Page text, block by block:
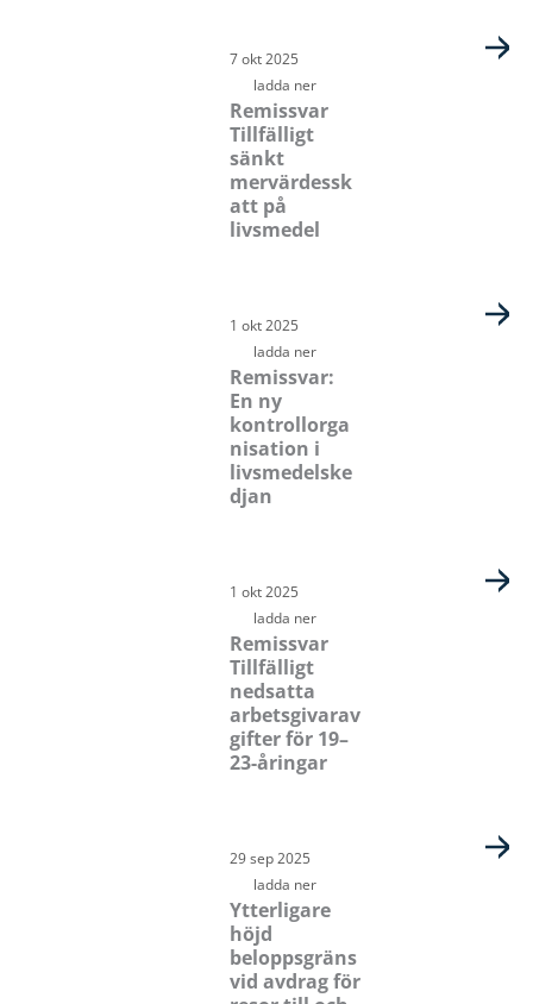
7 okt 2025
ladda ner
Remissvar
Tillfälligt
sänkt
mervärdessk
att på
livsmedel
1 okt 2025
ladda ner
Remissvar:
En ny
kontrollorga
nisation i
livsmedelske
djan
1 okt 2025
ladda ner
Remissvar
Tillfälligt
nedsatta
arbetsgivarav
gifter för 19–
23-åringar
29 sep 2025
ladda ner
Ytterligare
höjd
beloppsgräns
vid avdrag för